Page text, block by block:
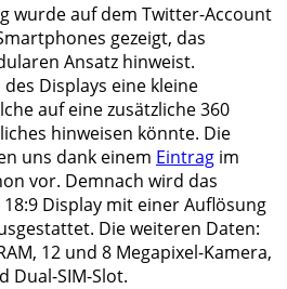
wurde auf dem Twitter-Account
gezeigt, das
Ansatz hinweist.
Displays eine kleine
auf eine zusätzliche 360
hinweisen könnte. Die
uns dank einem Eintrag im
vor. Demnach wird das
Display mit einer Auflösung
Die weiteren Daten:
12 und 8 Megapixel-Kamera,
Dual-SIM-Slot.